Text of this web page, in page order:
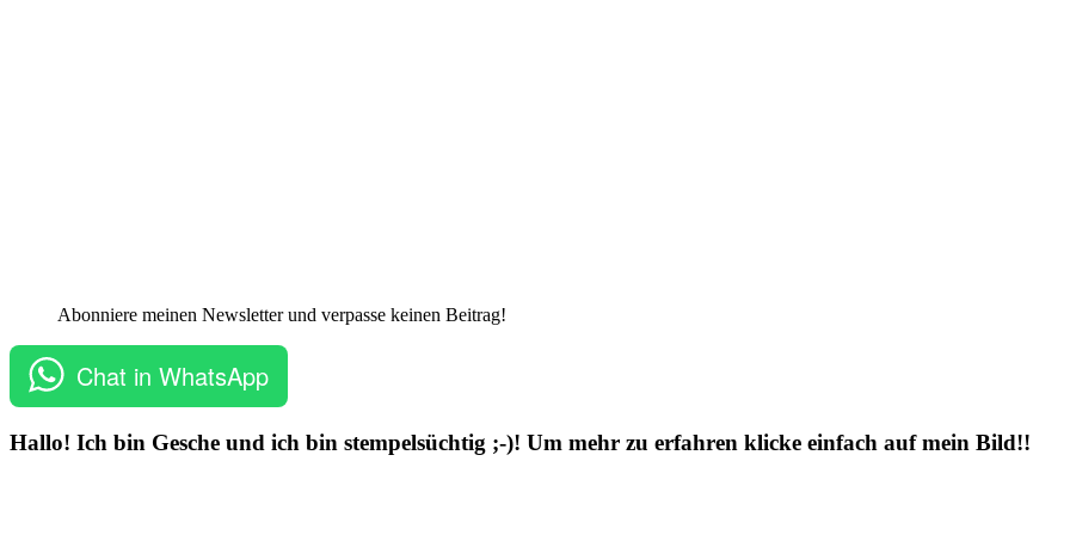
Abonniere meinen Newsletter und verpasse keinen Beitrag!
Chat in WhatsApp
Hallo! Ich bin Gesche und ich bin stempelsüchtig ;-)! Um mehr zu erfahren klicke einfach auf mein Bild!!